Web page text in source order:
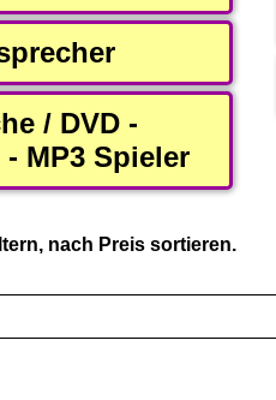
/ DVD -
MP3 Spieler
nach Preis sortieren.